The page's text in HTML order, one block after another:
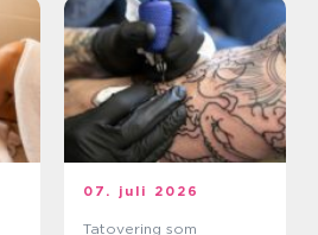
07. juli 2026
Tatovering som